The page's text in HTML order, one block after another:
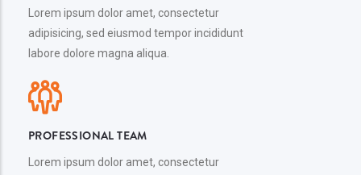
Lorem ipsum dolor amet, consectetur
adipisicing, sed eiusmod tempor incididunt
labore dolore magna aliqua.
PROFESSIONAL TEAM
Lorem ipsum dolor amet, consectetur